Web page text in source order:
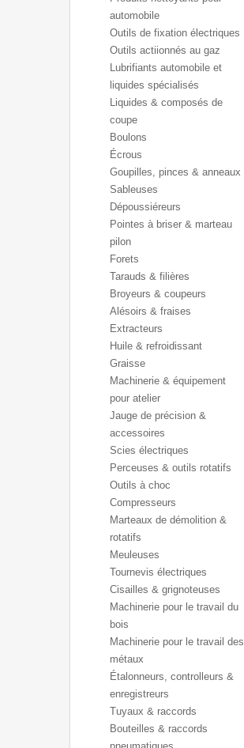
automobile
Outils de fixation électriques
Outils actiionnés au gaz
Lubrifiants automobile et
liquides spécialisés
Liquides & composés de
coupe
Boulons
Écrous
Goupilles, pinces & anneaux
Sableuses
Dépoussiéreurs
Pointes à briser & marteau
pilon
Forets
Tarauds & filières
Broyeurs & coupeurs
Alésoirs & fraises
Extracteurs
Huile & refroidissant
Graisse
Machinerie & équipement
pour atelier
Jauge de précision &
accessoires
Scies électriques
Perceuses & outils rotatifs
Outils à choc
Compresseurs
Marteaux de démolition &
rotatifs
Meuleuses
Tournevis électriques
Cisailles & grignoteuses
Machinerie pour le travail du
bois
Machinerie pour le travail des
métaux
Étalonneurs, controlleurs &
enregistreurs
Tuyaux & raccords
Bouteilles & raccords